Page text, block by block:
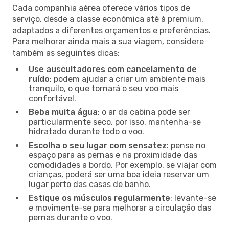
Cada companhia aérea oferece vários tipos de
serviço, desde a classe económica até à premium,
adaptados a diferentes orçamentos e preferências.
Para melhorar ainda mais a sua viagem, considere
também as seguintes dicas:
Use auscultadores com cancelamento de
ruído: podem ajudar a criar um ambiente mais
tranquilo, o que tornará o seu voo mais
confortável.
Beba muita água: o ar da cabina pode ser
particularmente seco, por isso, mantenha-se
hidratado durante todo o voo.
Escolha o seu lugar com sensatez: pense no
espaço para as pernas e na proximidade das
comodidades a bordo. Por exemplo, se viajar com
crianças, poderá ser uma boa ideia reservar um
lugar perto das casas de banho.
Estique os músculos regularmente: levante-se
e movimente-se para melhorar a circulação das
pernas durante o voo.